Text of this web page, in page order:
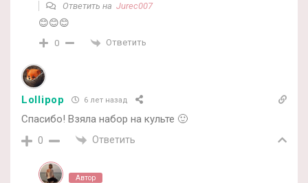
Ответить на Jurec007
😊😊😊
0 Ответить
Lollipop 6 лет назад
Спасибо! Взяла набор на культе 🙂
0 Ответить
Автор